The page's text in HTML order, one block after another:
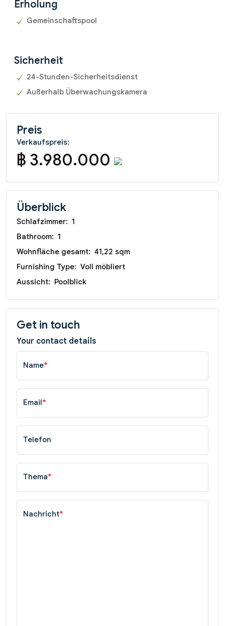
Erholung
Gemeinschaftspool
Sicherheit
24-Stunden-Sicherheitsdienst
Außerhalb Überwachungskamera
Preis
Verkaufspreis:
฿ 3.980.000
Überblick
Schlafzimmer: 1
Bathroom: 1
Wohnfläche gesamt: 41,22 sqm
Furnishing Type: Voll möbliert
Aussicht: Poolblick
Get in touch
Your contact details
Name*
Email*
Telefon
Thema*
Nachricht*